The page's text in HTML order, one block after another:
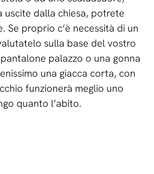
uscite dalla chiesa, potrete
Se proprio c’è necessità di un
sulla base del vostro
palazzo o una gonna
una giacca corta, con
funzionerà meglio uno
quanto l’abito.